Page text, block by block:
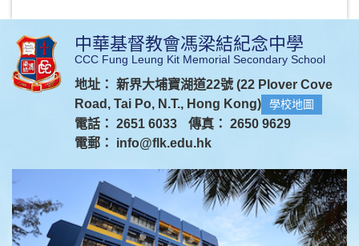
中華基督教會馮梁結紀念中學
CCC Fung Leung Kit Memorial Secondary School
地址： 新界大埔寶湖道22號 (22 Plover Cove
Road, Tai Po, N.T., Hong Kong)
學校地圖
電話： 2651 6033
傳真： 2650 9629
電郵： info@flk.edu.hk